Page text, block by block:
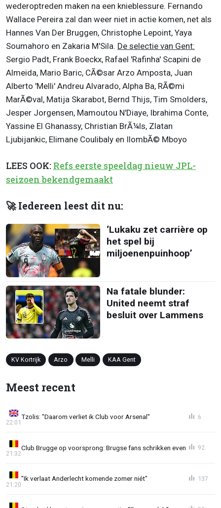
wederoptreden maken na een knieblessure. Fernando
Wallace Pereira zal dan weer niet in actie komen, net als
Hannes Van Der Bruggen, Christophe Lepoint, Yaya
Soumahoro en Zakaria M'Sila. De selectie van Gent:
Sergio Padt, Frank Boeckx, Rafael 'Rafinha' Scapini de
Almeida, Mario Baric, CÃ©sar Arzo Amposta, Juan
Alberto 'Melli' Andreu Alvarado, Alpha Ba, RÃ©mi
MarÃ©val, Matija Skarabot, Bernd Thijs, Tim Smolders,
Jesper Jorgensen, Mamoutou N'Diaye, Ibrahima Conte,
Yassine El Ghanassy, Christian BrÃ¼ls, Zlatan
Ljubijankic, Elimane Coulibaly en IlombÃ© Mboyo
LEES OOK: Refs eerste speeldag nieuw JPL-
seizoen bekendgemaakt
🚀 Iedereen leest dit nu:
‘Lukaku zet carrière op
het spel bij
miljoenenpuinhoop’
Na fatale blunder:
United neemt straf
besluit over Lammens
KV Kortrijk Arzo Melli KAA Gent
Meest recent
Tzolis: "Daarom verliet ik Club voor Arsenal"
22:01
6
Club Brugge op voorsprong: Brugse fans schrikken even
21:32
92
"Ik verlaat Anderlecht komende zomer niét"
21:20
137